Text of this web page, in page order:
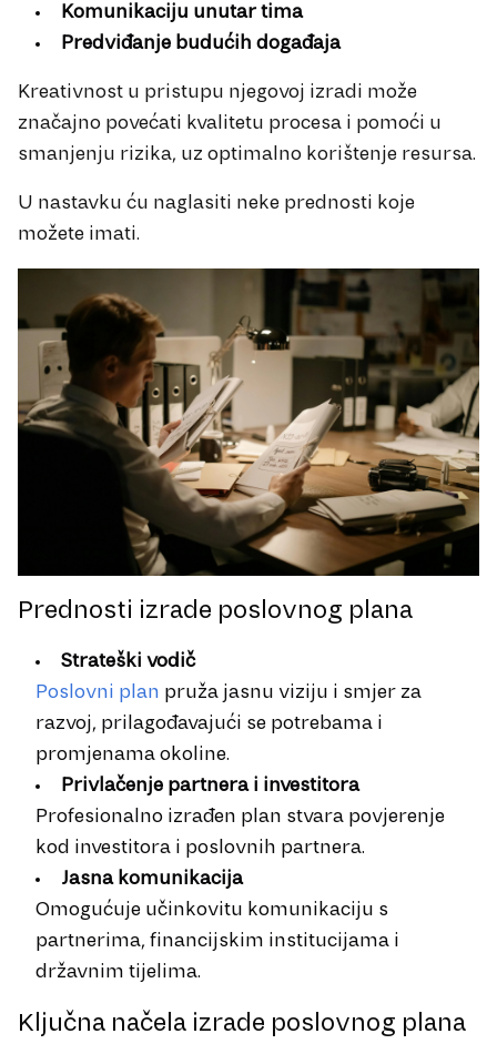
Komunikaciju unutar tima
Predviđanje budućih događaja
Kreativnost u pristupu njegovoj izradi može
značajno povećati kvalitetu procesa i pomoći u
smanjenju rizika, uz optimalno korištenje resursa.
U nastavku ću naglasiti neke prednosti koje
možete imati.
Prednosti izrade poslovnog plana
Strateški vodič
Poslovni plan pruža jasnu viziju i smjer za
razvoj, prilagođavajući se potrebama i
promjenama okoline.
Privlačenje partnera i investitora
Profesionalno izrađen plan stvara povjerenje
kod investitora i poslovnih partnera.
Jasna komunikacija
Omogućuje učinkovitu komunikaciju s
partnerima, financijskim institucijama i
državnim tijelima.
Ključna načela izrade poslovnog plana